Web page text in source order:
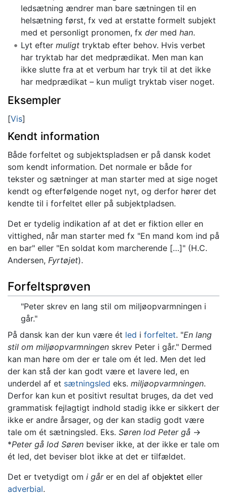
ledsætning ændrer man bare sætningen til en
helsætning først, fx ved at erstatte formelt subjekt
med et personligt pronomen, fx dermed han.
Lyt efter muligttryktab efter behov. Hvis verbet
har tryktab har det medprædikat. Men man kan
ikke slutte fra at et verbum har tryk til at det ikke
har medprædikat – kun muligt tryktab viser noget.
Eksempler
Vis
Kendt information
Både forfeltet og subjektspladsen er på dansk kodet
som kendt information. Det normale er både for
tekster og sætninger at man starter med at sige noget
kendt og efterfølgende noget nyt, og derfor hører det
kendte til i forfeltet eller på subjektpladsen.
Det er tydelig indikation af at det er fiktion eller en
vittighed, når man starter med fx "En mand kom ind på
en bar" eller "En soldat kom marcherende […]" (H.C.
Andersen, Fyrtøjet).
Forfeltsprøven
"Peter skrev en lang stil om miljøopvarmningen i
går."
På dansk kan der kun være ét led i forfeltet. "En lang
stil om miljøopvarmningen skrev Peter i går." Dermed
kan man høre om der er tale om ét led. Men det led
der kan stå der kan godt være et lavere led, en
underdel af et sætningsled eks. miljøopvarmningen.
Derfor kan kun et positivt resultat bruges, da det ved
grammatisk fejlagtigt indhold stadig ikke er sikkert der
ikke er andre årsager, og der kan stadig godt være
tale om ét sætningsled. Eks. Søren lod Peter gå ->
*Peter gå lod Søren beviser ikke, at der ikke er tale om
ét led, det beviser blot ikke at det er tilfældet.
Det er tvetydigt om i gårer en del af objektet eller
adverbial.